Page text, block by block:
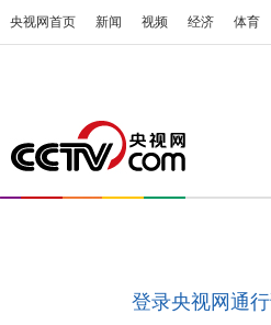
央视网首页 新闻 视频 经济 体育
登录央视网通